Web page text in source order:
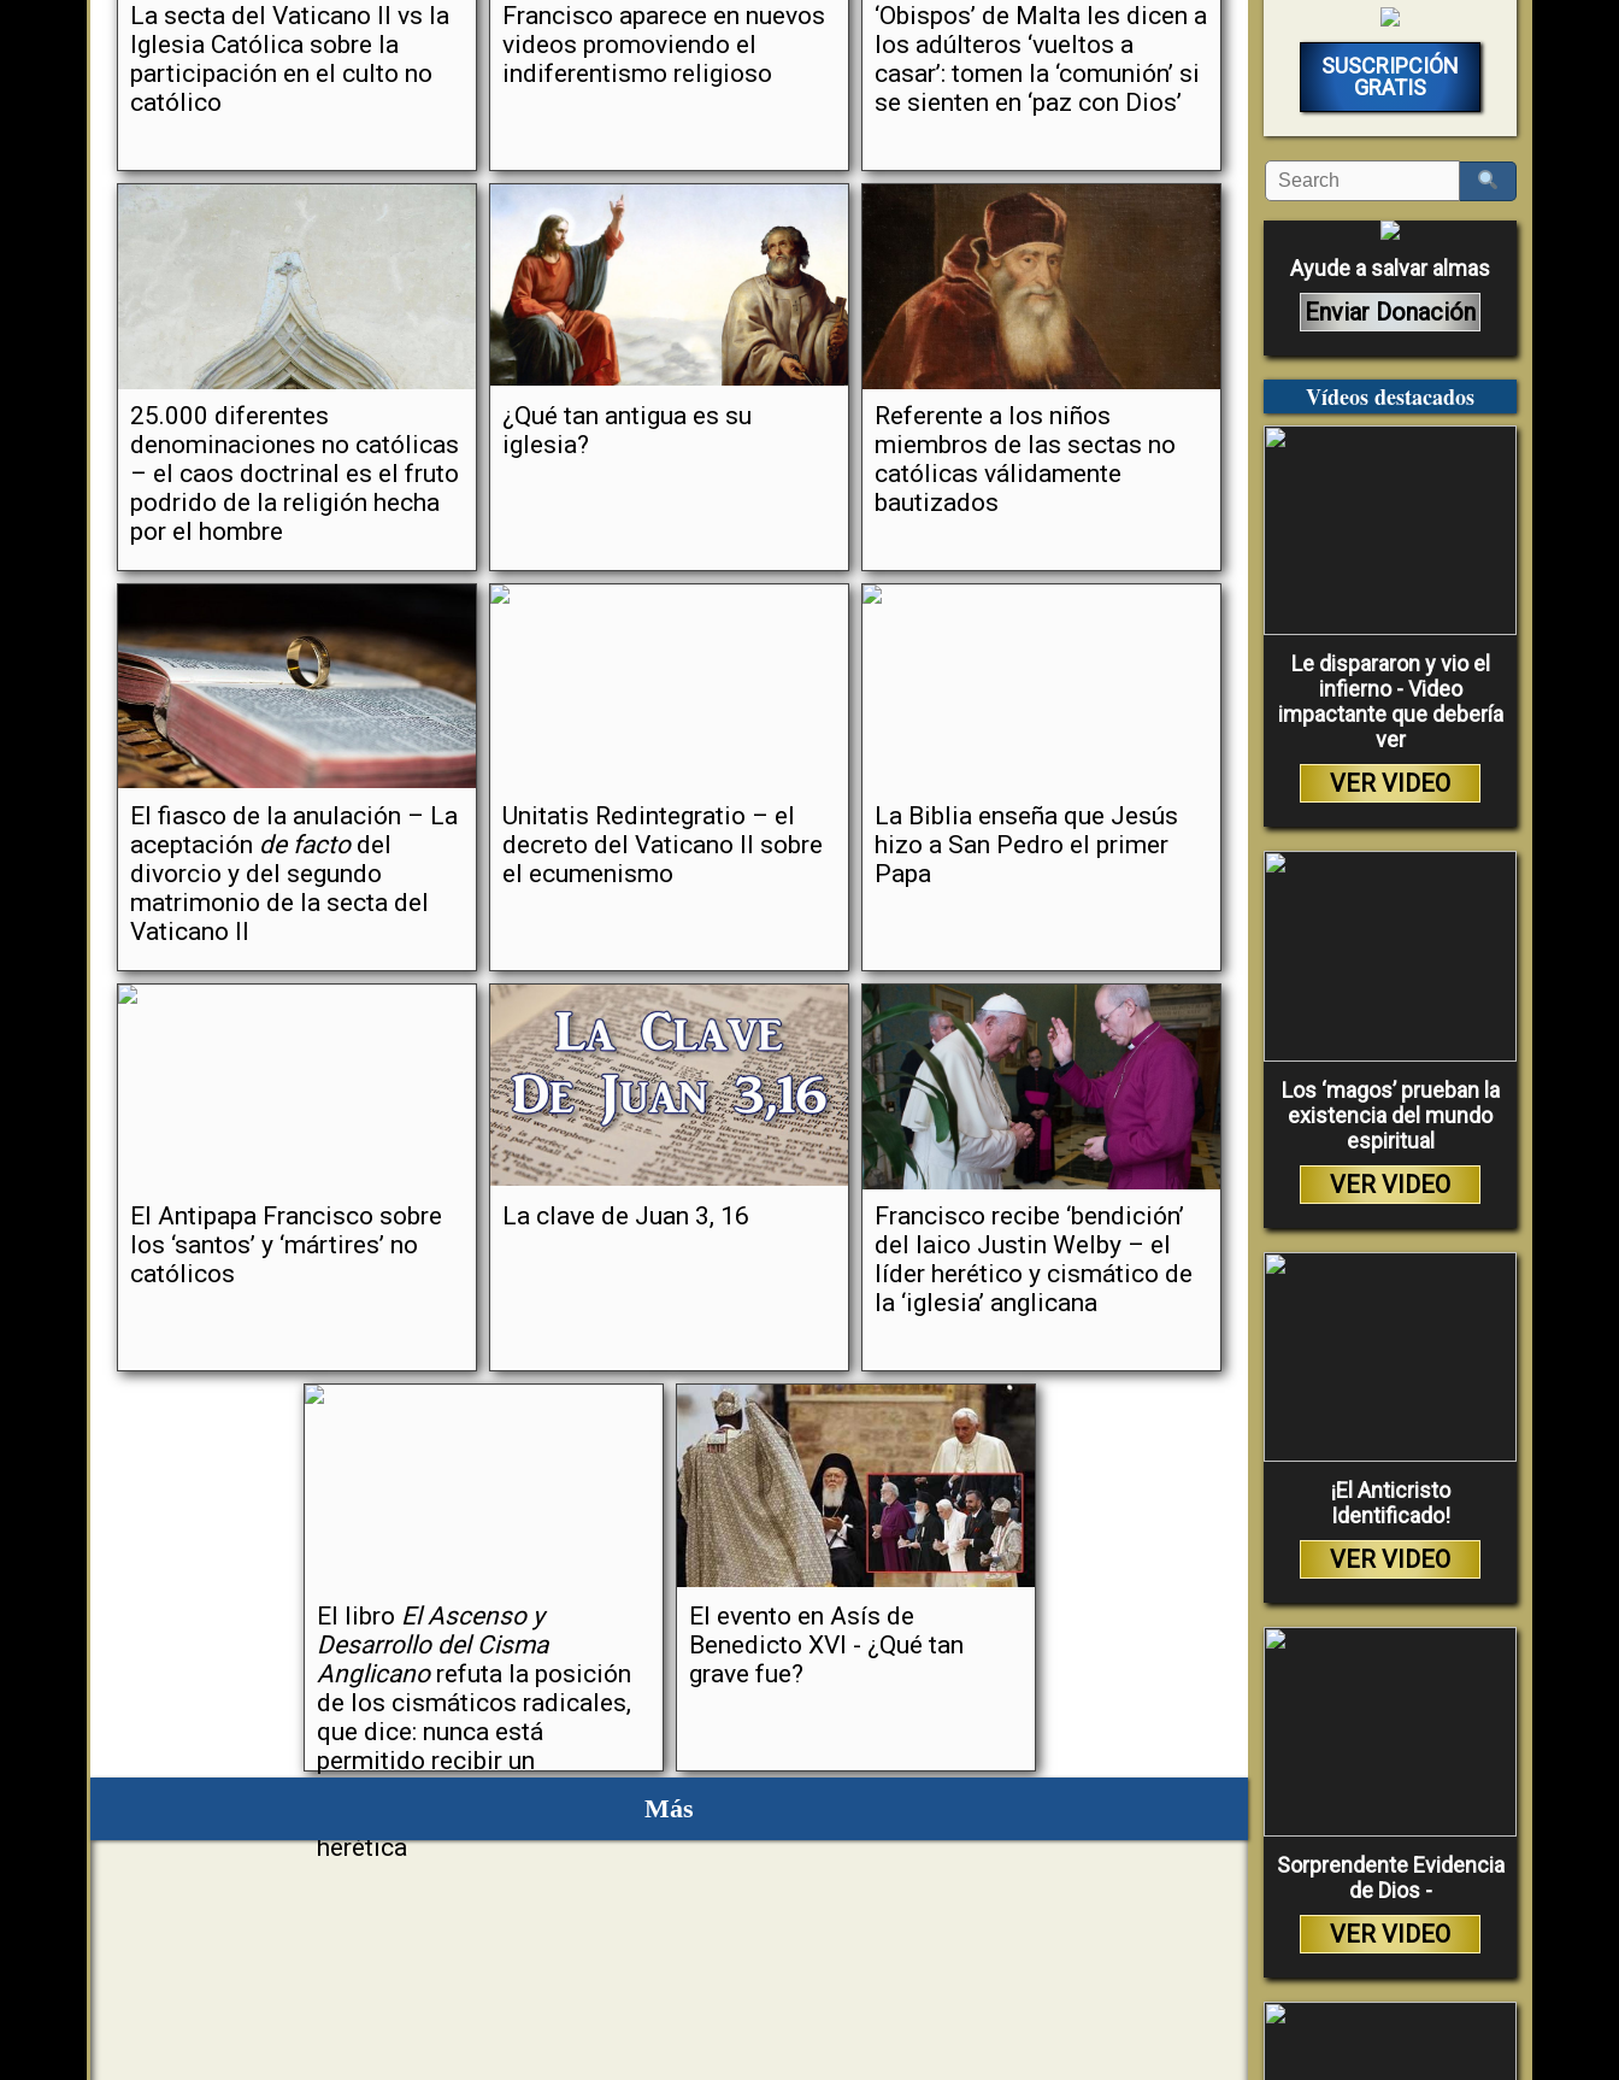
La secta del Vaticano II vs la
Iglesia Católica sobre la
participación en el culto no
católico
Francisco aparece en nuevos
videos promoviendo el
indiferentismo religioso
‘Obispos’ de Malta les dicen a
los adúlteros ‘vueltos a
casar’: tomen la ‘comunión’ si
se sienten en ‘paz con Dios’
25.000 diferentes
denominaciones no católicas
– el caos doctrinal es el fruto
podrido de la religión hecha
por el hombre
¿Qué tan antigua es su
iglesia?
Referente a los niños
miembros de las sectas no
católicas válidamente
bautizados
El fiasco de la anulación – La
aceptación de factodel
divorcio y del segundo
matrimonio de la secta del
Vaticano II
Unitatis Redintegratio – el
decreto del Vaticano II sobre
el ecumenismo
La Biblia enseña que Jesús
hizo a San Pedro el primer
Papa
El Antipapa Francisco sobre
los ‘santos’ y ‘mártires’ no
católicos
La clave de Juan 3, 16
Francisco recibe ‘bendición’
del laico Justin Welby – el
líder herético y cismático de
la ‘iglesia’ anglicana
El libro El Ascenso y
Desarrollo del Cisma
Anglicanorefuta la posición
de los cismáticos radicales,
que dice: nunca está
permitido recibir un
herética
El evento en Asís de
Benedicto XVI - ¿Qué tan
grave fue?
Más
SUSCRIPCIÓN
GRATIS
Ayude a salvar almas
Enviar Donación
Vídeos destacados
Le dispararon y vio el
infierno - Video
impactante que debería
ver
VER VIDEO
Los ‘magos’ prueban la
existencia del mundo
espiritual
VER VIDEO
¡El Anticristo
Identificado!
VER VIDEO
Sorprendente Evidencia
de Dios -
VER VIDEO